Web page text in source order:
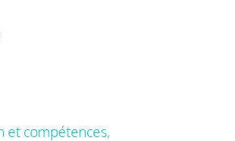
et compétences,